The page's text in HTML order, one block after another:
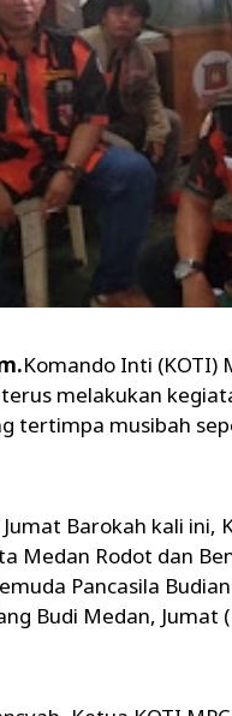
Komando Inti (KOTI)
terus melakukan
tertimpa musibah
Barokah kali ini,
Medan Rodot dan
Pancasila
Budi Medan, Jumat